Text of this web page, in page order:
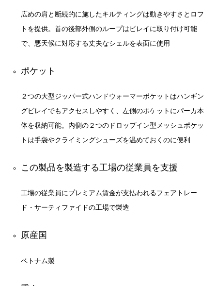
広めの肩と断続的に施したキルティングは動きやすさとロフ
トを提供。首の後部外側のループはビレイに取り付け可能
で、悪天候に対応する丈夫なシェルを表面に使用
ポケット
２つの大型ジッパー式ハンドウォーマーポケットはハンギン
グビレイでもアクセスしやすく、左側のポケットにパーカ本
体を収納可能。内側の２つのドロップイン型メッシュポケッ
トは手袋やクライミングシューズを温めておくのに便利
この製品を製造する工場の従業員を支援
工場の従業員にプレミアム賃金が支払われるフェアトレー
ド・サーティファイドの工場で製造
原産国
ベトナム製